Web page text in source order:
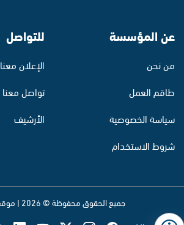
عن المؤسسة
من نحن
طاقم العمل
سياسة الخصوصية
شروط الاستخدام
للتواصل
الإعلان معنا
تواصل معنا
الأرشيف
جميع الحقوق محفوظة © 2026 | موقع الشمس